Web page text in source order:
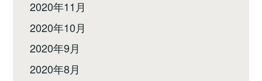
2020年11月
2020年10月
2020年9月
2020年8月